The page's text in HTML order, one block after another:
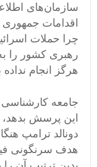
سازمان‌های
اقدامات جمهوری
چرا حملات
رهبری کشور را
هرگز انجام
جامعه
این پرسش
دونالد ترامپ
هدف سرنگونی